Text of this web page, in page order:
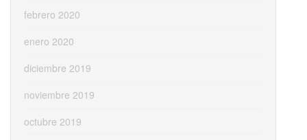
febrero 2020
enero 2020
diciembre 2019
noviembre 2019
octubre 2019